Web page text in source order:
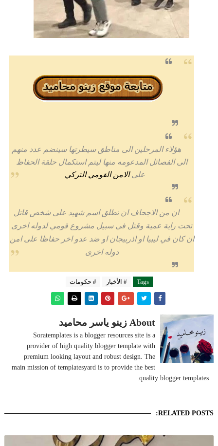
هؤلاء المرحلين الى مناطق سيطرتها سينضم عدد منهم
الى الفصائل المدعومه منها ليتم استكمال حلقة الحفاظ
علىالامن القومي التركي
ان من الاجحاف ان نطلق اسم شهيد على شخص قاتل
تحت راية عمية وقتل في سبيل مشروع قومي لدوله اخرى
ان كان في ليبيا او اذربيجان او ضد عدو اخر حفاظا على امن
دوله اخرى
Tags # الأخبار # حكومات
About زينو ياسر محاميد
Soratemplates is a blogger resources site is a
provider of high quality blogger template with
premium looking layout and robust design. The
main mission of templatesyard is to provide the best
quality blogger templates.
RELATED POSTS: